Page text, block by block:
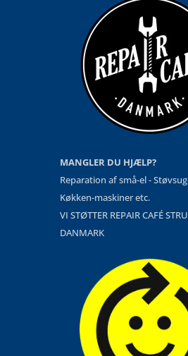
MANGLER DU HJÆLP?
Reparation af små-el -
Køkken-maskiner etc.
VI STØTTER REPAIR CAFÉ
DANMARK